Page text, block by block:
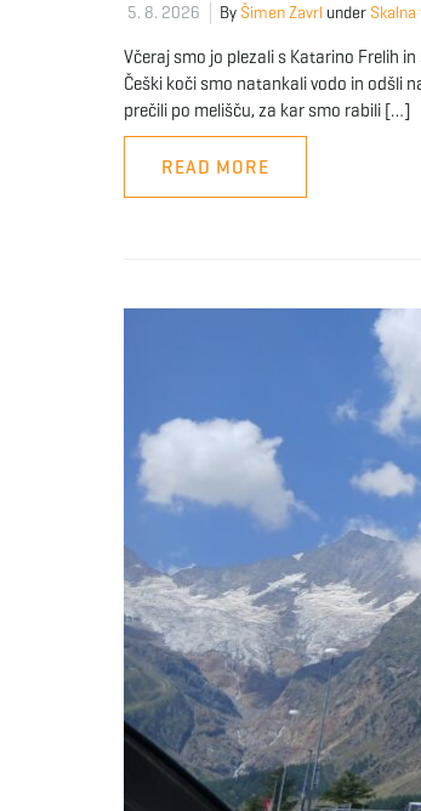
5. 8. 2026 By Šimen Zavrl under
Včeraj smo jo plezali s Katarino Frelih
Češki koči smo natankali vodo in odšli
prečili po melišču, za kar smo rabili […]
READ MORE